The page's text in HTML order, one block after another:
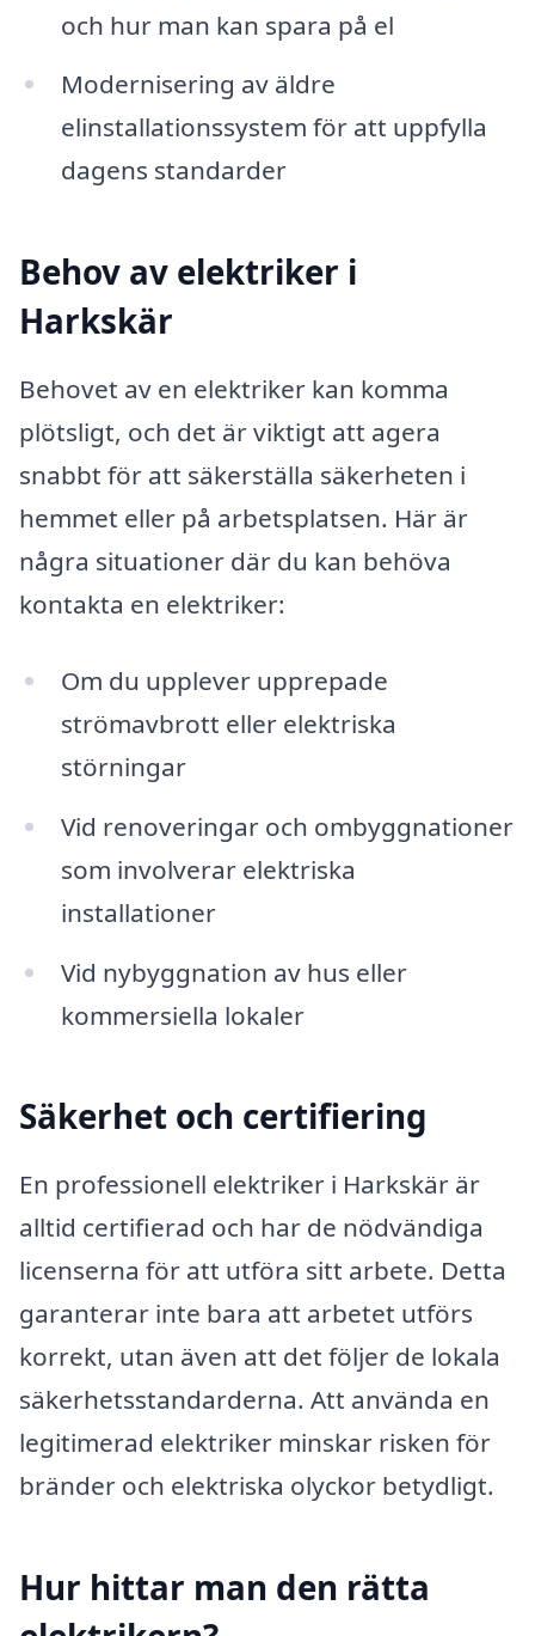
och hur man kan spara på el
Modernisering av äldre
elinstallationssystem för att uppfylla
dagens standarder
Behov av elektriker i
Harkskär
Behovet av en elektriker kan komma
plötsligt, och det är viktigt att agera
snabbt för att säkerställa säkerheten i
hemmet eller på arbetsplatsen. Här är
några situationer där du kan behöva
kontakta en elektriker:
Om du upplever upprepade
strömavbrott eller elektriska
störningar
Vid renoveringar och ombyggnationer
som involverar elektriska
installationer
Vid nybyggnation av hus eller
kommersiella lokaler
Säkerhet och certifiering
En professionell elektriker i Harkskär är
alltid certifierad och har de nödvändiga
licenserna för att utföra sitt arbete. Detta
garanterar inte bara att arbetet utförs
korrekt, utan även att det följer de lokala
säkerhetsstandarderna. Att använda en
legitimerad elektriker minskar risken för
bränder och elektriska olyckor betydligt.
Hur hittar man den rätta